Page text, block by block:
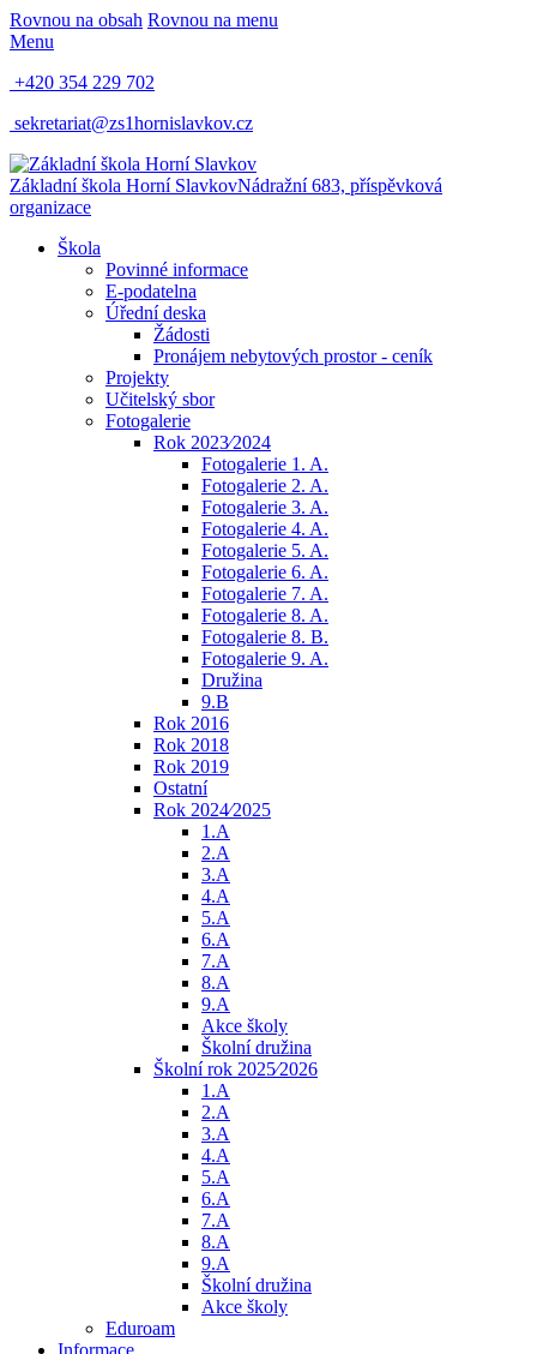
Rovnou na obsah Rovnou na menu
Menu
+420 354 229 702
sekretariat@zs1hornislavkov.cz
Základní škola Horní SlavkovNádražní 683, příspěvková
organizace
Škola
Povinné informace
E-podatelna
Úřední deska
Žádosti
Pronájem nebytových prostor - ceník
Projekty
Učitelský sbor
Fotogalerie
Rok 2023⁄2024
Fotogalerie 1. A.
Fotogalerie 2. A.
Fotogalerie 3. A.
Fotogalerie 4. A.
Fotogalerie 5. A.
Fotogalerie 6. A.
Fotogalerie 7. A.
Fotogalerie 8. A.
Fotogalerie 8. B.
Fotogalerie 9. A.
Družina
9.B
Rok 2016
Rok 2018
Rok 2019
Ostatní
Rok 2024⁄2025
1.A
2.A
3.A
4.A
5.A
6.A
7.A
8.A
9.A
Akce školy
Školní družina
Školní rok 2025⁄2026
1.A
2.A
3.A
4.A
5.A
6.A
7.A
8.A
9.A
Školní družina
Akce školy
Eduroam
Informace